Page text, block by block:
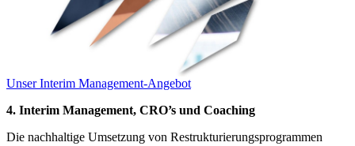
Unser Interim Management-Angebot
4. Interim Management, CRO’s und Coaching
Die nachhaltige Umsetzung von Restrukturierungsprogrammen